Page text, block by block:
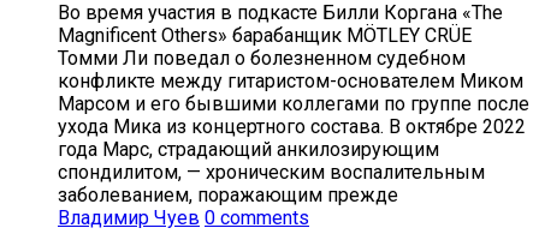
Во время участия в подкасте Билли Коргана «The
Magnificent Others» барабанщик MÖTLEY CRÜE
Томми Ли поведал о болезненном судебном
конфликте между гитаристом-основателем Миком
Марсом и его бывшими коллегами по группе после
ухода Мика из концертного состава. В октябре 2022
года Марс, страдающий анкилозирующим
спондилитом, — хроническим воспалительным
заболеванием, поражающим прежде
Владимир Чуев 0 comments